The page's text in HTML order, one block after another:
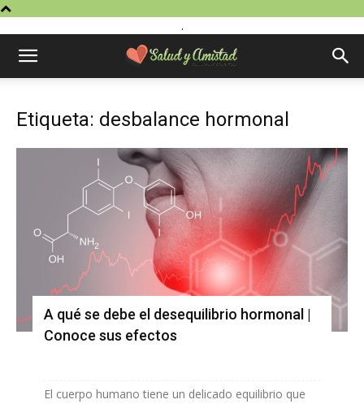
.
Etiqueta: desbalance hormonal
A qué se debe el desequilibrio hormonal |
Conoce sus efectos
El cuerpo humano tiene un delicado equilibrio que